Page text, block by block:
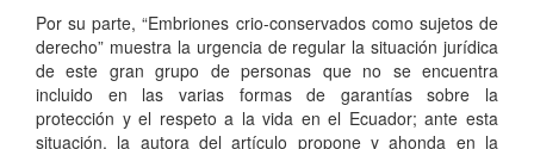
Por su parte, “Embriones crio-conservados como sujetos de
derecho” muestra la urgencia de regular la situación jurídica
de este gran grupo de personas que no se encuentra
incluido en las varias formas de garantías sobre la
protección y el respeto a la vida en el Ecuador; ante esta
situación, la autora del artículo propone y ahonda en la